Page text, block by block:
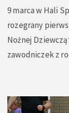
9 marca w Hali
rozegrany
Nożnej
zawodniczek z